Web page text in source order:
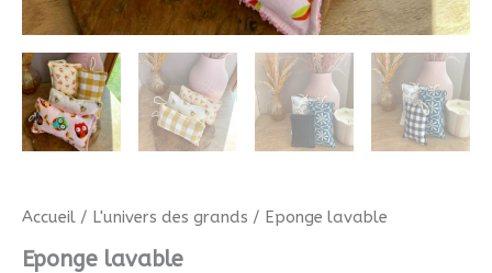
Accueil / L'univers des grands / Eponge lavable
Eponge lavable